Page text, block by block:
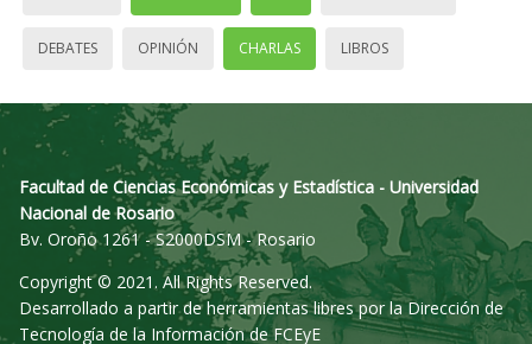
DEBATES OPINIÓN CHARLAS LIBROS
Facultad de Ciencias Económicas y Estadística - Universidad
Nacional de Rosario
Bv. Oroño 1261 - S2000DSM - Rosario
Copyright © 2021. All Rights Reserved.
Desarrollado a partir de herramientas libres por la Dirección de
Tecnología de la Información de FCEyE